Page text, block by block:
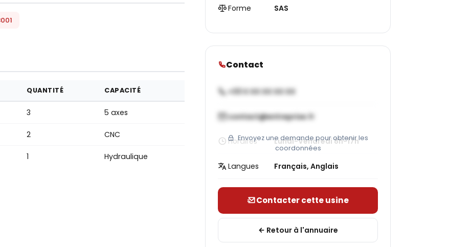
QUANTITÉ CAPACITÉ
3 5 axes
2 CNC
1 Hydraulique
Forme SAS
Contact
+33 X XX XX XX XX
contact@entreprise.fr
Envoyez une demande pour obtenir les
coordonnées
Horaires Lundi-Vendredi 8h-17h
Langues Français, Anglais
Contacter cette usine
Retour à l'annuaire